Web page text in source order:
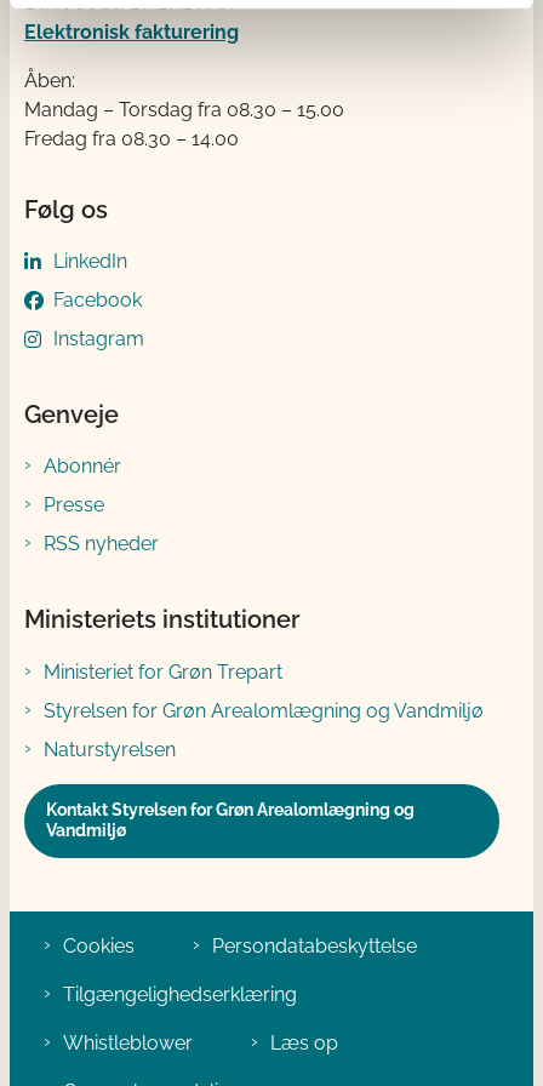
Elektronisk fakturering
Åben:
Mandag – Torsdag fra 08.30 – 15.00
Fredag fra 08.30 – 14.00
Følg os
LinkedIn
Facebook
Instagram
Genveje
Abonnér
Presse
RSS nyheder
Ministeriets institutioner
Ministeriet for Grøn Trepart
Styrelsen for Grøn Arealomlægning og Vandmiljø
Naturstyrelsen
Kontakt Styrelsen for Grøn Arealomlægning og
Vandmiljø
Cookies Persondatabeskyttelse
Tilgængelighedserklæring
Whistleblower Læs op